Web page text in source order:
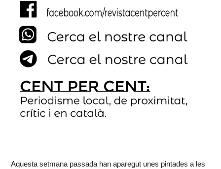
Aquesta setmana passada han aparegut unes pintades a les